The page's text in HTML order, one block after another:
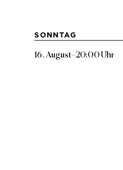
SONNTAG
16. August–20:00 Uhr